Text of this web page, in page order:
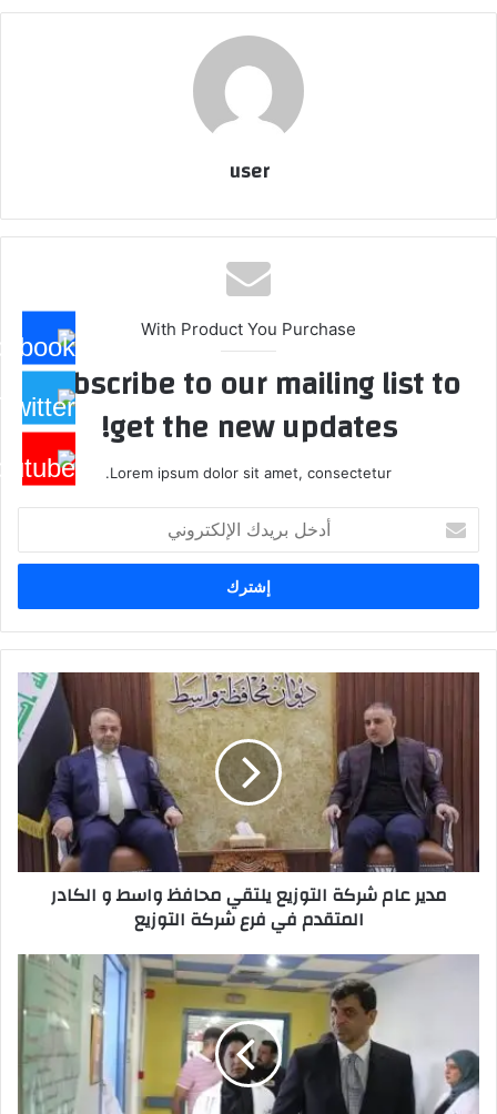
user
With Product You Purchase
Subscribe to our mailing list to
get the new updates!
Lorem ipsum dolor sit amet, consectetur.
بريدك
الإلكتروني
التوزيع
محافظ
واسط
الكادر
المتقدممدير عام شركة التوزيع يلتقي محافظ واسط و الكادر
المتقدم في فرع شركة التوزيع
مستشفى
كمال
السامرائي